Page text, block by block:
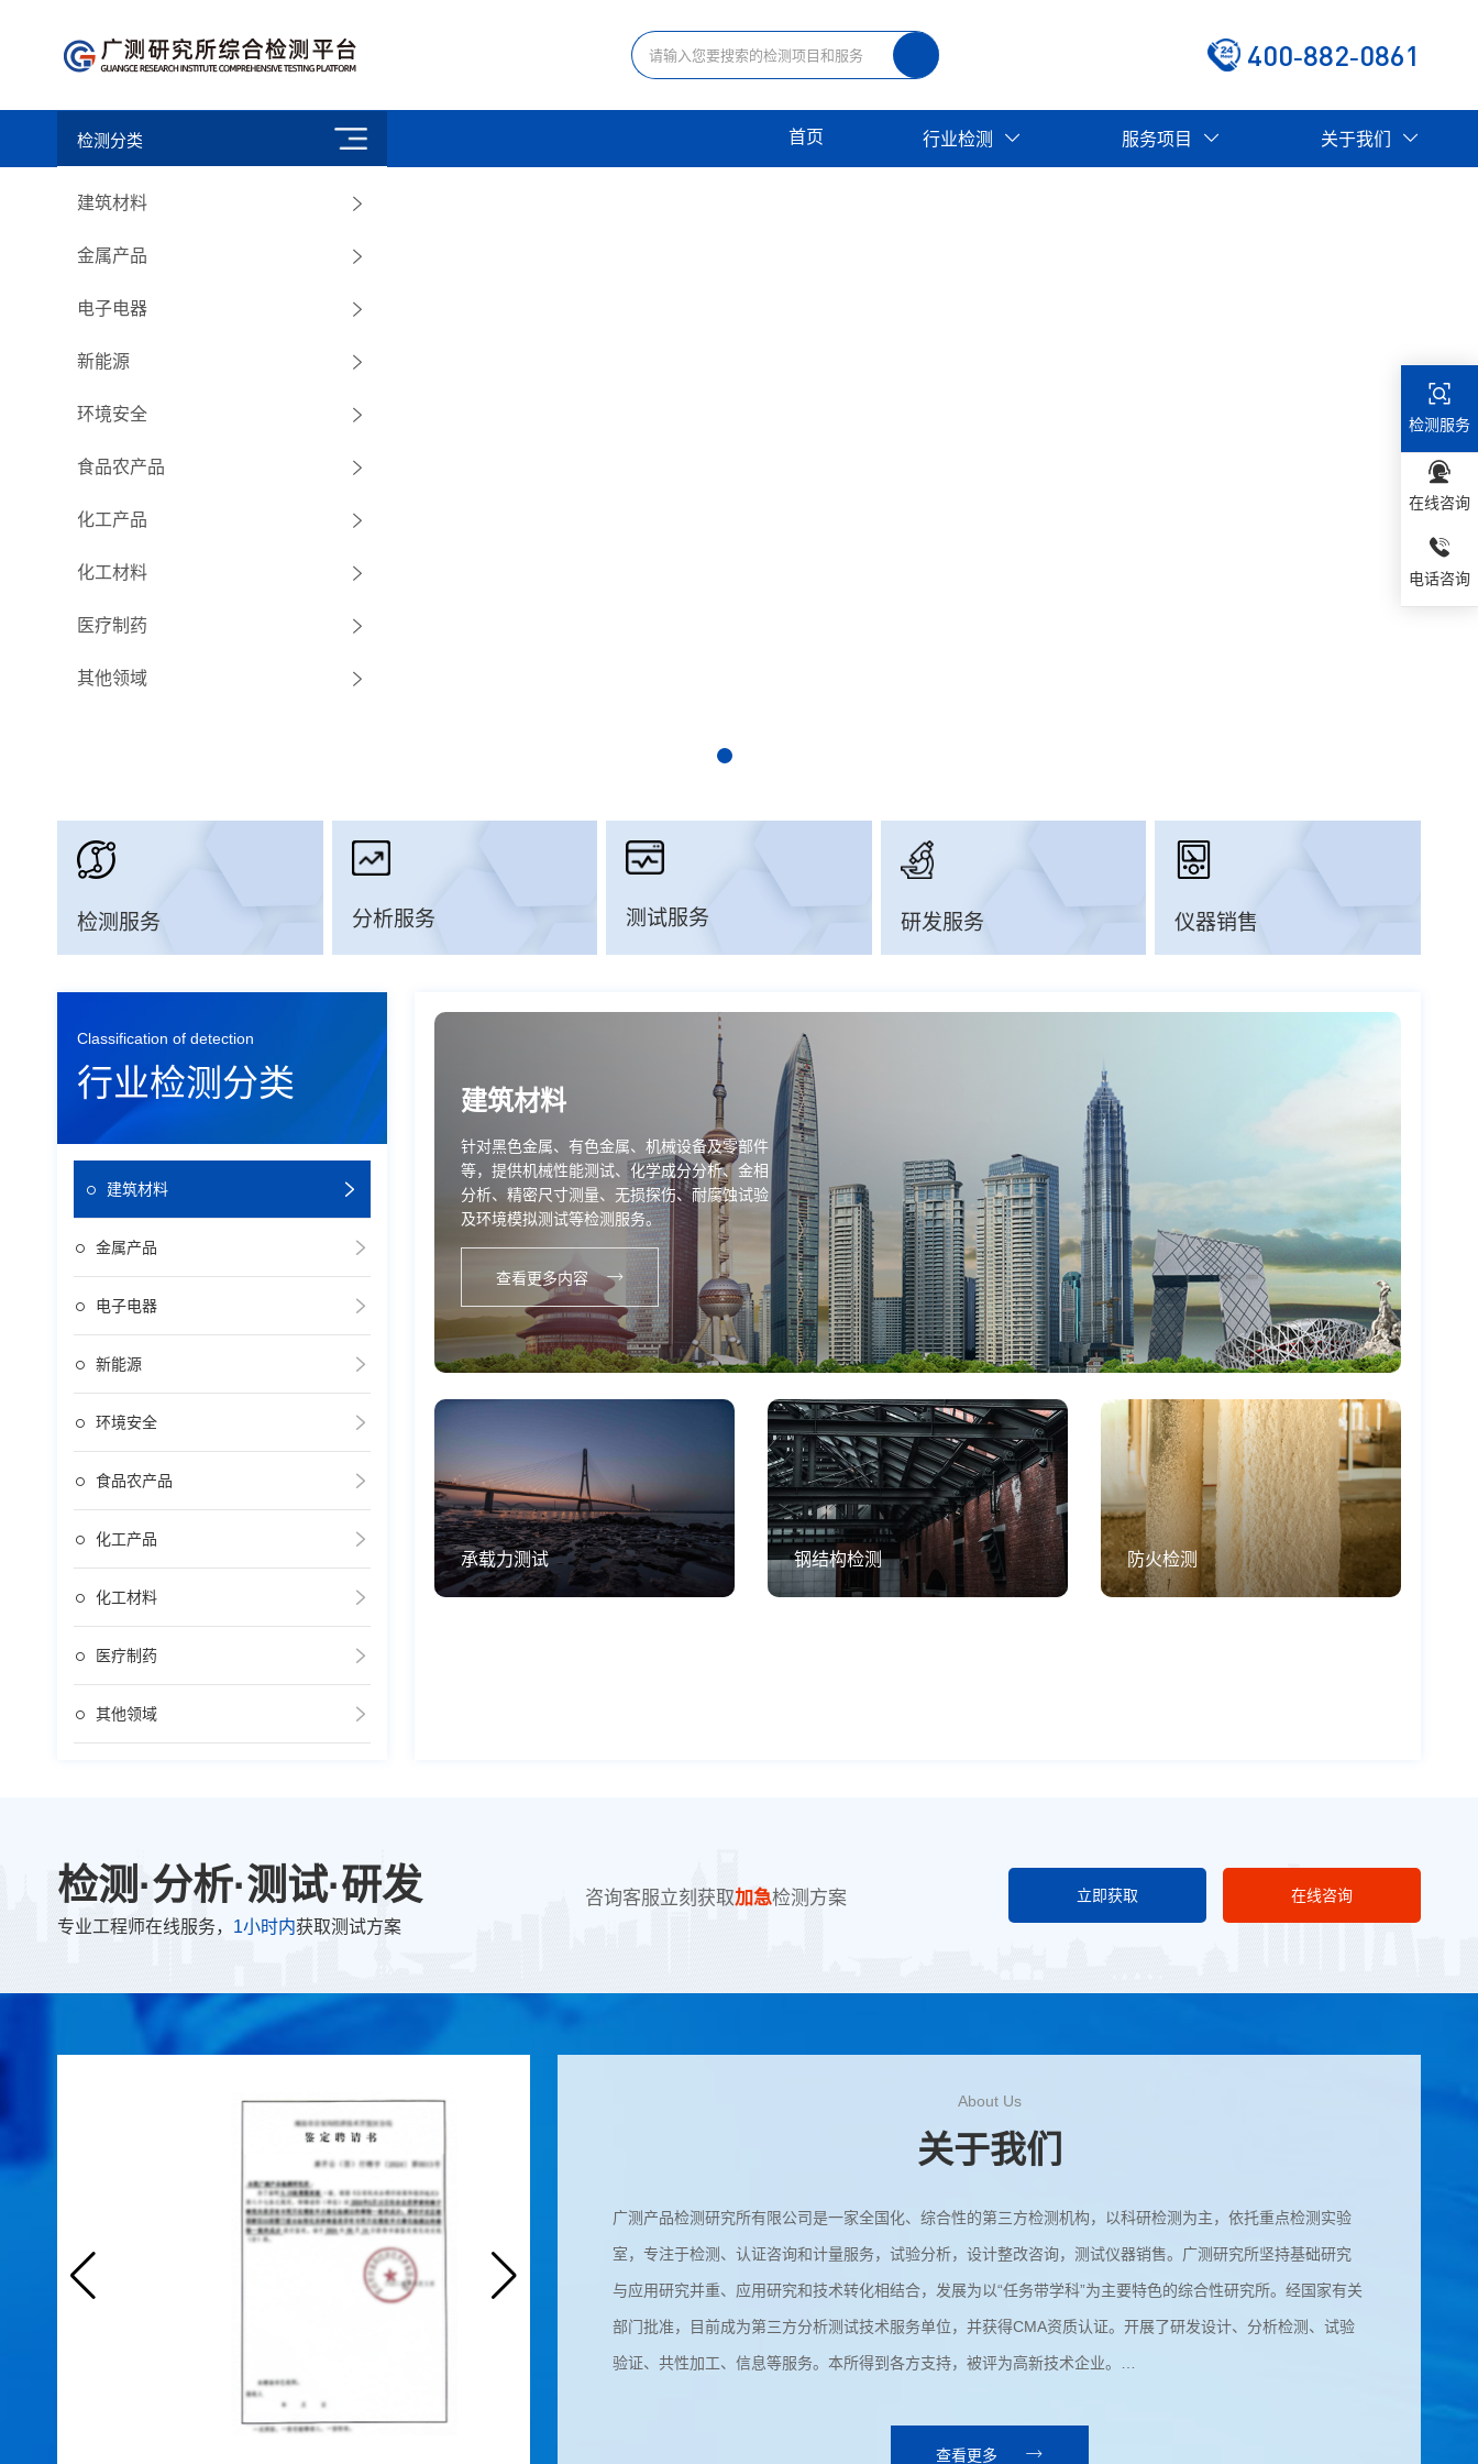
400-882-0861
检测分类
建筑材料
金属产品
电子电器
新能源
环境安全
食品农产品
化工产品
化工材料
医疗制药
其他领域
首页 行业检测 服务项目 关于我们
检测服务 分析服务 测试服务 研发服务 仪器销售
Classification of detection
行业检测分类
建筑材料
金属产品
电子电器
新能源
环境安全
食品农产品
化工产品
化工材料
医疗制药
其他领域
建筑材料
针对黑色金属、有色金属、机械设备及零部件
等，提供机械性能测试、化学成分分析、金相
分析、精密尺寸测量、无损探伤、耐腐蚀试验
及环境模拟测试等检测服务。
查看更多内容
承载力测试 钢结构检测 防火检测
检测·分析·测试·研发
专业工程师在线服务， 1小时内获取测试方案
咨询客服立刻获取加急检测方案 立即获取 在线咨询
About Us
关于我们
广测产品检测研究所有限公司是一家全国化、综合性的第三方检测机构，以科研检测为主，依托重点检测实验
室，专注于检测、认证咨询和计量服务，试验分析，设计整改咨询，测试仪器销售。广测研究所坚持基础研究
与应用研究并重、应用研究和技术转化相结合，发展为以“任务带学科”为主要特色的综合性研究所。经国家有关
部门批准，目前成为第三方分析测试技术服务单位，并获得CMA资质认证。开展了研发设计、分析检测、试验
验证、共性加工、信息等服务。本所得到各方支持，被评为高新技术企业。
查看更多
检测服务
在线咨询
电话咨询